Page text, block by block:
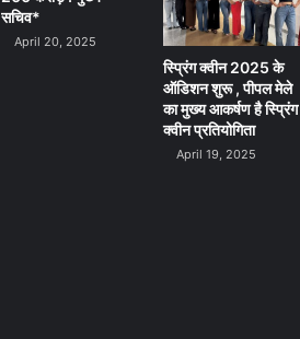
सचिव*
April 20, 2025
स्प्रिंग क्वीन 2025 के
ऑडिशन शुरू , पीपल मेले
का मुख्य आकर्षण है स्प्रिंग
क्वीन प्रतियोगिता
April 19, 2025